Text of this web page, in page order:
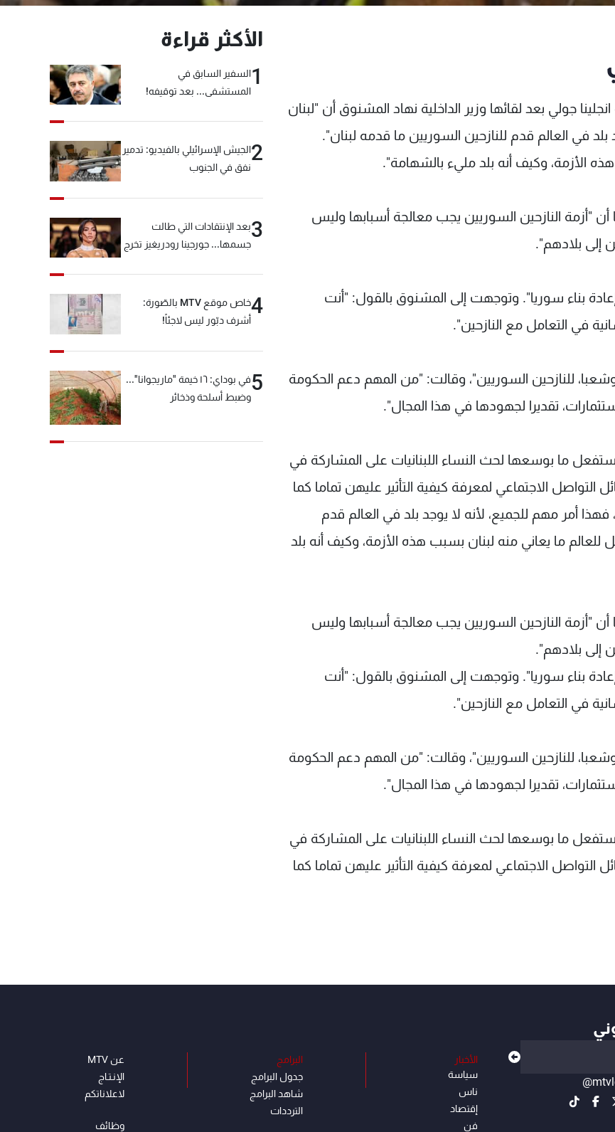
جولي بعد لقائها وزير الداخلية نهاد المشنوق أن "لبنان
في العالم قدم للنازحين السوريين ما قدمه لبنان".
الأزمة، وكيف أنه بلد مليء بالشهامة".
"أزمة النازحين السوريين يجب معالجة أسبابها وليس
إلى بلادهم".
بناء سوريا". وتوجهت إلى المشنوق بالقول: "أنت
في التعامل مع النازحين".
للنازحين السوريين"، وقالت: "من المهم دعم الحكومة
تقديرا لجهودها في هذا المجال".
ما بوسعها لحث النساء اللبنانيات على المشاركة في
التواصل الاجتماعي لمعرفة كيفية التأثير عليهن تماما كما
أمر مهم للجميع، لأنه لا يوجد بلد في العالم قدم
ما يعاني منه لبنان بسبب هذه الأزمة، وكيف أنه بلد
"أزمة النازحين السوريين يجب معالجة أسبابها وليس
إلى بلادهم".
بناء سوريا". وتوجهت إلى المشنوق بالقول: "أنت
في التعامل مع النازحين".
للنازحين السوريين"، وقالت: "من المهم دعم الحكومة
تقديرا لجهودها في هذا المجال".
ما بوسعها لحث النساء اللبنانيات على المشاركة في
التواصل الاجتماعي لمعرفة كيفية التأثير عليهن تماما كما
الأكثر قراءة
1السفير السابق في
المستشفى... بعد توقيفه!
2الجيش الإسرائيلي بالفيديو: تدمير
نفق في الجنوب
3بعد الإنتقادات التي طالت
جسمها... جورجينا رودريغيز تخرج
4
خاص موقع MTV بالصّورة:
أشرف دبّور ليس لاجئاً!
5
في بوداي: ١٦ خيمة "ماريجوانا"...
وضبط أسلحة وذخائر
الأخبار
سياسة
ناس
إقتصاد
فن
البرامج
جدول البرامج
شاهد البرامج
الترددات
عن MTV
الإنـتـاج
لاعلاناتكم
وظائف